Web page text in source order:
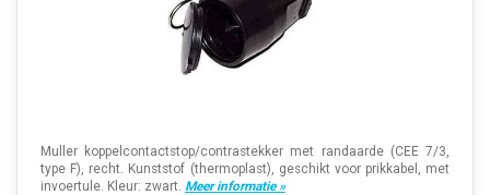
Muller koppelcontactstop/contrastekker met randaarde (CEE 7/3,
type F), recht. Kunststof (thermoplast), geschikt voor prikkabel, met
invoertule. Kleur: zwart. Meer informatie »